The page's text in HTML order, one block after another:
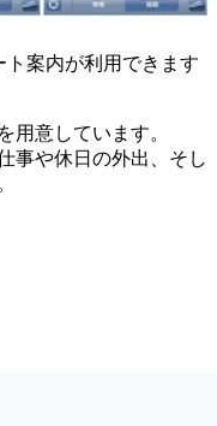
ト案内が利用できます
用意しています。
事や休日の外出、そし